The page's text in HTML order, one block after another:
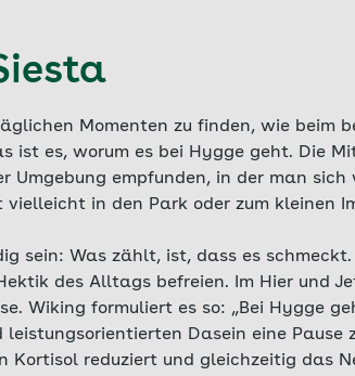
Momenten zu finden, wie beim
ist es, worum es bei Hygge geht. Die
Umgebung empfunden, in der man
in den Park oder zum kleinen
sein: Was zählt, ist, dass es
des Alltags befreien. Im Hier und
Wiking formuliert es so: „Bei Hygge
Dasein eine Pause
Kortisol reduziert und gleichzeitig das